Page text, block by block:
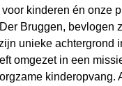
kinderen én onze
Bruggen, bevlogen
unieke achtergrond
omgezet in een
kinderopvang.